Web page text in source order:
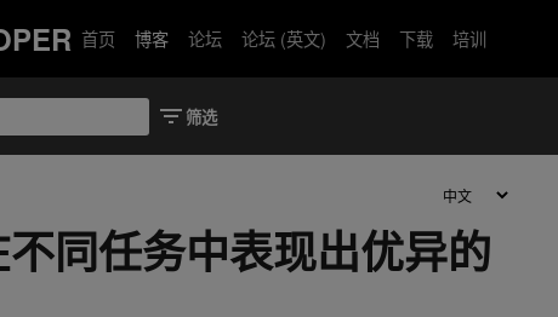
首页 博客 论坛 论坛 (英文) 文档 下载 培训
同任务中表现出优异的